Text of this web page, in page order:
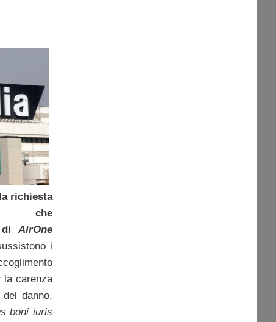
richiesta
che
AirOne
i
la carenza
del danno,
boni iuris